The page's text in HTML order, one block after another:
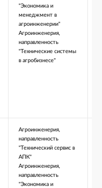
"Экономика и
менеджмент в
агроинженерии"
Агроинженерия,
направленность
"Технические системы
в агробизнесе"
Агроинженерия,
направленность
"Технический сервис в
АПК"
Агроинженерия,
направленность
"Экономика и